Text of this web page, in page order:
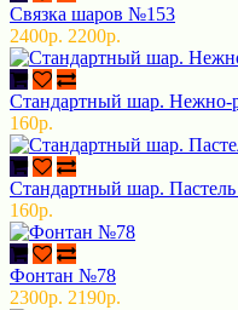
Связка шаров №153
2400р. 2200р.
Стандартный шар. Нежно-
160р.
Стандартный шар.
160р.
Фонтан №78
2300р. 2190р.